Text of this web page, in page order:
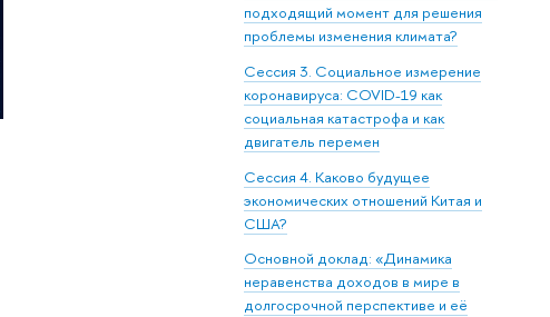
подходящий момент для решения
проблемы изменения климата?
Сессия 3. Социальное измерение
коронавируса: COVID-19 как
социальная катастрофа и как
двигатель перемен
Сессия 4. Каково будущее
экономических отношений Китая и
США?
Основной доклад: «Динамика
неравенства доходов в мире в
долгосрочной перспективе и её